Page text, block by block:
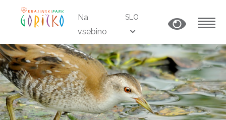
Na
vsebino
SLO